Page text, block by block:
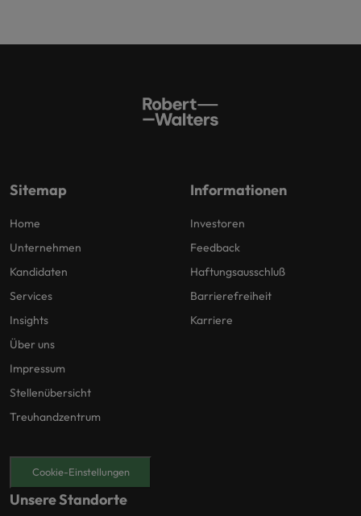
Sitemap
Home
Unternehmen
Kandidaten
Services
Insights
Über uns
Impressum
Stellenübersicht
Treuhandzentrum
Informationen
Investoren
Feedback
Haftungsausschluß
Barrierefreiheit
Karriere
Cookie-Einstellungen
Unsere Standorte